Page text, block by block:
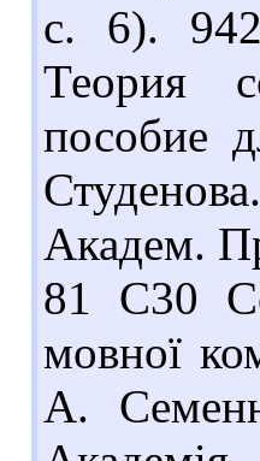
с. 6).
Теория
пособие
Академ.
81 С30
мовної
А.